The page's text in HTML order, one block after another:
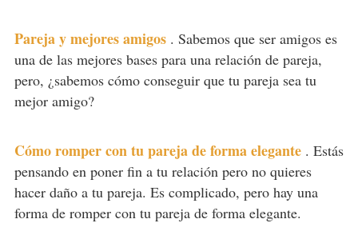
Pareja y mejores amigos . Sabemos que ser amigos es
una de las mejores bases para una relación de pareja,
pero, ¿sabemos cómo conseguir que tu pareja sea tu
mejor amigo?
Cómo romper con tu pareja de forma elegante . Estás
pensando en poner fin a tu relación pero no quieres
hacer daño a tu pareja. Es complicado, pero hay una
forma de romper con tu pareja de forma elegante.